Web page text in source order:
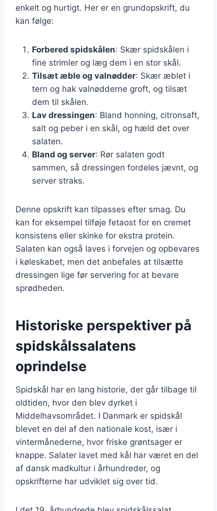
enkelt og hurtigt. Her er en grundopskrift, du
kan følge:
Forbered spidskålen: Skær spidskålen i
fine strimler og læg dem i en stor skål.
Tilsæt æble og valnødder: Skær æblet i
tern og hak valnødderne groft, og tilsæt
dem til skålen.
Lav dressingen: Bland honning, citronsaft,
salt og peber i en skål, og hæld det over
salaten.
Bland og server: Rør salaten godt
sammen, så dressingen fordeles jævnt, og
server straks.
Denne opskrift kan tilpasses efter smag. Du
kan for eksempel tilføje fetaost for en cremet
konsistens eller skinke for ekstra protein.
Salaten kan også laves i forvejen og opbevares
i køleskabet, men det anbefales at tilsætte
dressingen lige før servering for at bevare
sprødheden.
Historiske perspektiver på
spidskålssalatens
oprindelse
Spidskål har en lang historie, der går tilbage til
oldtiden, hvor den blev dyrket i
Middelhavsområdet. I Danmark er spidskål
blevet en del af den nationale kost, især i
vintermånederne, hvor friske grøntsager er
knappe. Salater lavet med kål har været en del
af dansk madkultur i århundreder, og
opskrifterne har udviklet sig over tid.